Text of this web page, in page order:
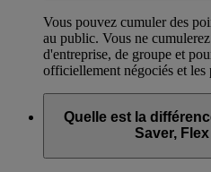
Vous pouvez cumuler des
au public. Vous ne
d'entreprise, de groupe et
officiellement négociés et les
Quelle est la
Saver,